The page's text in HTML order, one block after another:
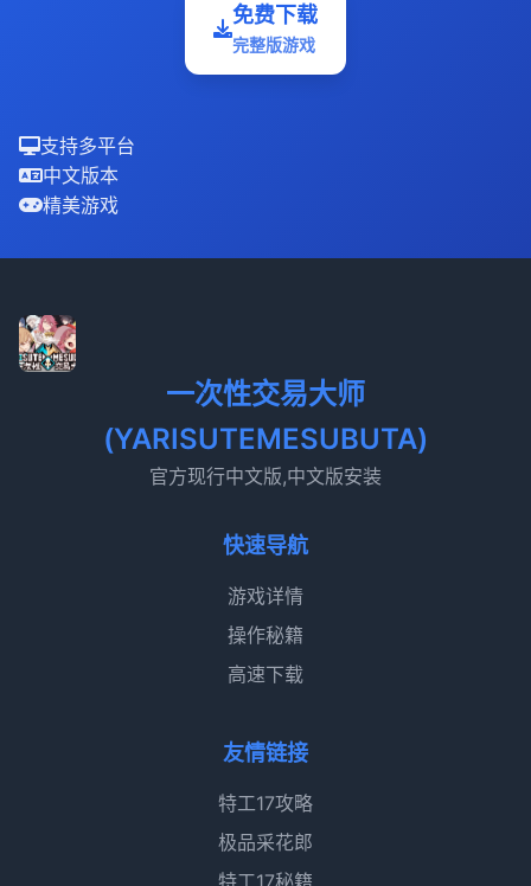
免费下载
完整版游戏
支持多平台
中文版本
精美游戏
一次性交易大师
(YARISUTEMESUBUTA)
官方现行中文版,中文版安装
快速导航
游戏详情
操作秘籍
高速下载
友情链接
特工17攻略
极品采花郎
特工17秘籍